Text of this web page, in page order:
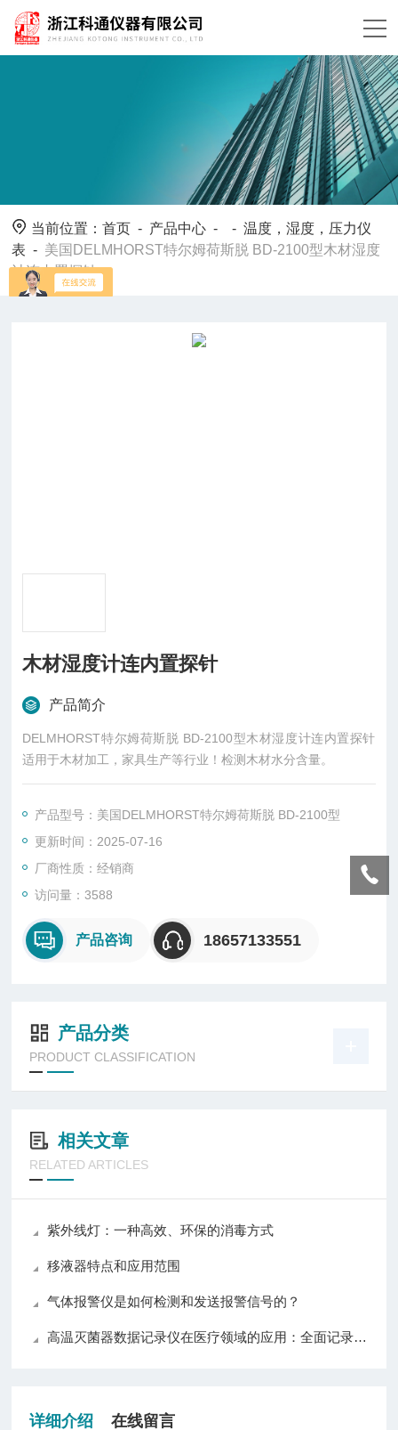
当前位置：首页 - 产品中心 - -温度，湿度，压力仪
表 - 美国DELMHORST特尔姆荷斯脱 BD-2100型木材湿度
计连内置探针
木材湿度计连内置探针
产品简介
DELMHORST特尔姆荷斯脱 BD-2100型木材湿度计连内置探针
适用于木材加工，家具生产等行业！检测木材水分含量。
产品型号：美国DELMHORST特尔姆荷斯脱 BD-2100型
更新时间：2025-07-16
厂商性质：经销商
访问量：3588
产品咨询 18657133551
产品分类
PRODUCT CLASSIFICATION
相关文章
RELATED ARTICLES
紫外线灯：一种高效、环保的消毒方式
移液器特点和应用范围
气体报警仪是如何检测和发送报警信号的？
高温灭菌器数据记录仪在医疗领域的应用：全面记录灭菌数据，保障医疗安全
详细介绍 在线留言